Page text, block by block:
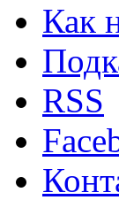
Как
RSS